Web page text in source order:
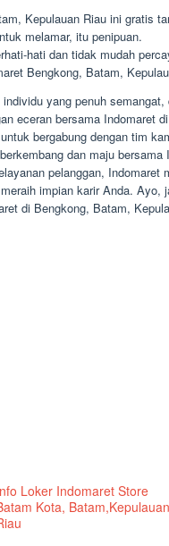
Kepulauan Riau ini gratis
melamar, itu penipuan.
hati dan tidak mudah
Bengkong, Batam,
yang penuh
eceran bersama Indomaret
bergabung dengan tim
dan maju
pelanggan, Indomaret
impian karir Anda. Ayo,
di Bengkong, Batam,
Loker Indomaret Store
Kota, Batam,Kepulauan